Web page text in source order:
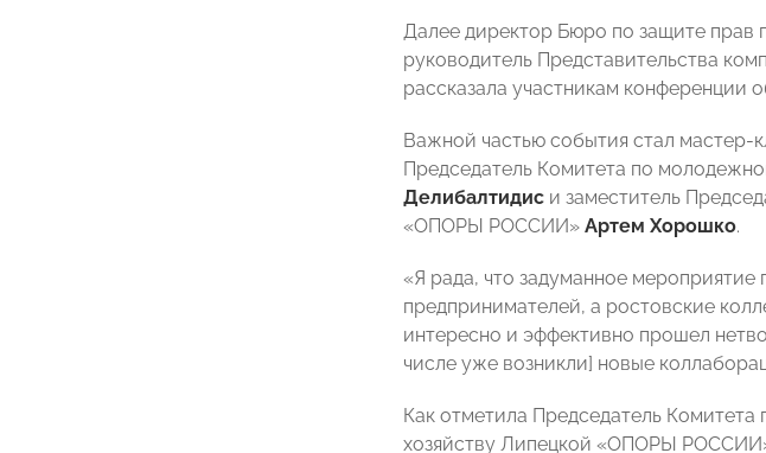
Далее директор Бюро по защите
руководитель Представительства
рассказала участникам конференции
Важной частью события стал мастер-
Председатель Комитета по
Делибалтидис и заместитель
«ОПОРЫ РОССИИ» Артем Хорошко.
«Я рада, что задуманное
предпринимателей, а ростовские
интересно и эффективно прошел
числе уже возникли] новые
Как отметила Председатель
хозяйству Липецкой «ОПОРЫ